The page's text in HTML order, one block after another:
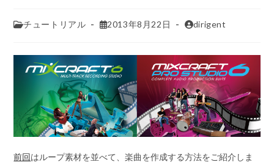
チュートリアル 2013年8月22日 dirigent
前回はループ素材を並べて、楽曲を作成する方法をご紹介しま